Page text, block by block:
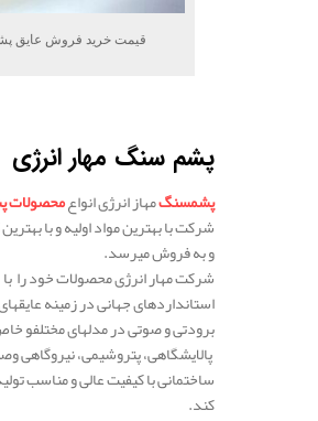
قیمت خرید فروش عایق
پشم سنگ مهار انرژی
پشمسنگمهاز انرژی انواعمحصولات
شرکت با بهترین مواد اولیه و با
و به فروش میرسد.
شرکت مهار انرژی محصولات خود رابا
استانداردهایجهانیدرزمینهعایق
برودتیوصوتیدرمدلهایمختلفو
پالایشگاهی،پتروشیمی،نیروگاهی
ساختمانیباکیفیتعالی و مناسب
کند.